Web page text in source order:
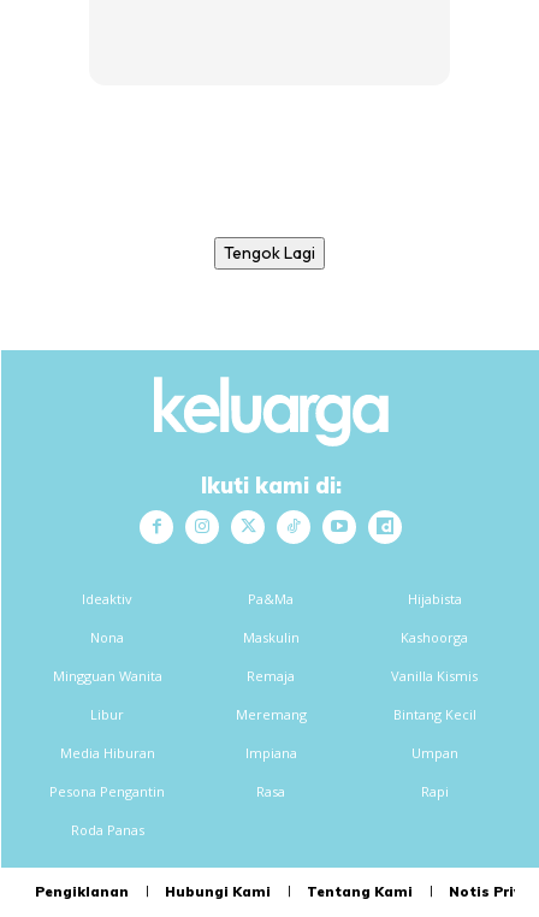
Tengok Lagi
Ikuti kami di:
Ideaktiv
Nona
Mingguan Wanita
Libur
Media Hiburan
Pesona Pengantin
Roda Panas
Pa&Ma
Maskulin
Remaja
Meremang
Impiana
Rasa
Hijabista
Kashoorga
Vanilla Kismis
Bintang Kecil
Umpan
Rapi
Pengiklanan Hubungi Kami Tentang Kami Notis